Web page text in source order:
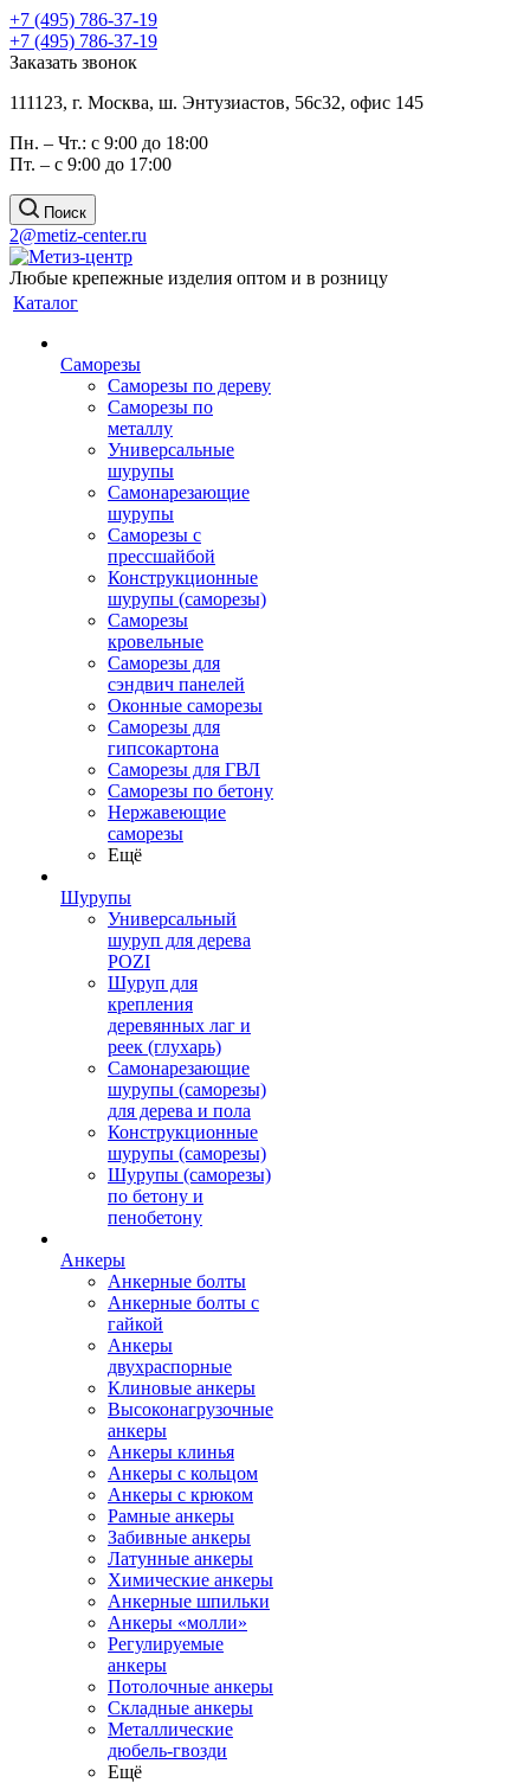
+7 (495) 786-37-19
+7 (495) 786-37-19
Заказать звонок
111123, г. Москва, ш. Энтузиастов, 56с32, офис 145
Пн. – Чт.: с 9:00 до 18:00
Пт. – с 9:00 до 17:00
Поиск
2@metiz-center.ru
Любые крепежные изделия оптом и в розницу
Каталог
Саморезы
Саморезы по дереву
Саморезы по
металлу
Универсальные
шурупы
Самонарезающие
шурупы
Саморезы с
прессшайбой
Конструкционные
шурупы (саморезы)
Саморезы
кровельные
Саморезы для
сэндвич панелей
Оконные саморезы
Саморезы для
гипсокартона
Саморезы для ГВЛ
Саморезы по бетону
Нержавеющие
саморезы
Ещё
Шурупы
Универсальный
шуруп для дерева
POZI
Шуруп для
крепления
деревянных лаг и
реек (глухарь)
Самонарезающие
шурупы (саморезы)
для дерева и пола
Конструкционные
шурупы (саморезы)
Шурупы (саморезы)
по бетону и
пенобетону
Анкеры
Анкерные болты
Анкерные болты с
гайкой
Анкеры
двухраспорные
Клиновые анкеры
Высоконагрузочные
анкеры
Анкеры клинья
Анкеры с кольцом
Анкеры с крюком
Рамные анкеры
Забивные анкеры
Латунные анкеры
Химические анкеры
Анкерные шпильки
Анкеры «молли»
Регулируемые
анкеры
Потолочные анкеры
Складные анкеры
Металлические
дюбель-гвозди
Ещё